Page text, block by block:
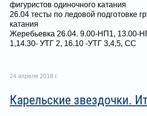
фигуристов одиночного катания
26.04 тесты по ледовой подготовке
катания
Жеребьевка 26.04. 9.00-НП1, 13.00-
1,14.30- УТГ 2, 16.10 -УТГ 3,4,5, СС
24 апреля 2019 г.
Карельские звездочки.